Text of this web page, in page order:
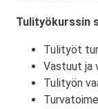
Tulityökurssin
Tulityöt
Vastuut ja
Tulityön